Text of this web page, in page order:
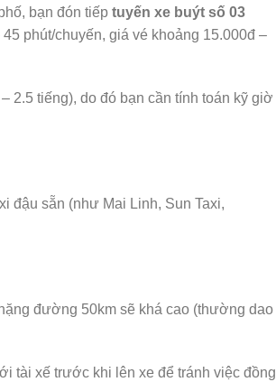
bạn đón tiếp tuyến xe buýt số 03
phút/chuyến, giá vé khoảng 15.000đ –
2.5 tiếng), do đó bạn cần tính toán kỹ giờ
đậu sẵn (như Mai Linh, Sun Taxi,
đường 50km sẽ khá cao (thường dao
tài xế trước khi lên xe để tránh việc đồng